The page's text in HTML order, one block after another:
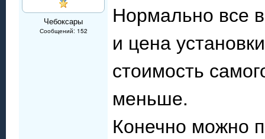
Чебоксары
Сообщений: 152
Нормально все
и цена
стоимость
меньше.
Конечно можно